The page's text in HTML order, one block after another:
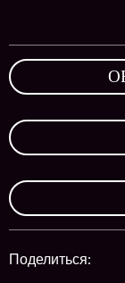
Поделиться: